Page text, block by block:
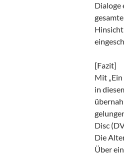
Dialoge
[Fazit]
Mit
in
Disc
Die
Über